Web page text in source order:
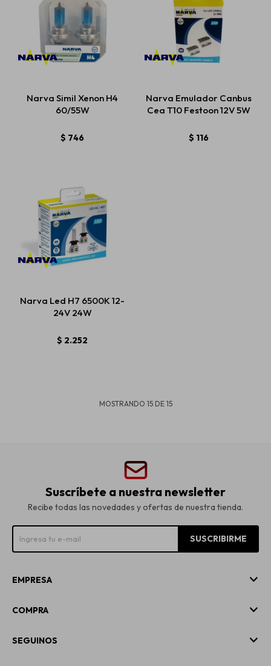
Narva Simil Xenon H4
60/55W
$ 746
Narva Emulador Canbus
Cea T10 Festoon 12V 5W
$ 116
Narva Led H7 6500K 12-
24V 24W
$ 2.252
MOSTRANDO 15DE 15
Suscríbete a nuestra newsletter
Recibe todas las novedades y ofertas de nuestra tienda.
SUSCRIBIRME
EMPRESA
COMPRA
SEGUINOS